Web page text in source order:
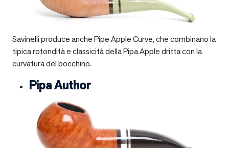
Savinelli produce anche Pipe Apple Curve, che combinano la
tipica rotondità e classicità della Pipa Apple dritta con la
curvatura del bocchino.
Pipa Author